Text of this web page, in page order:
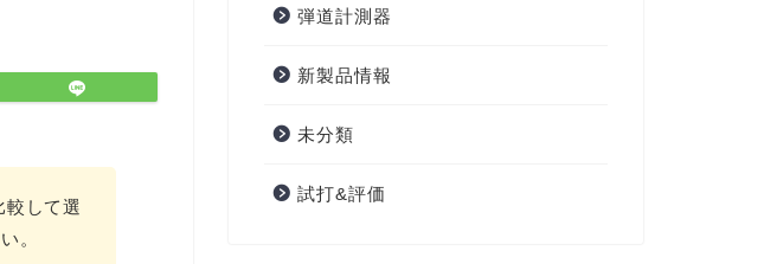
較して選
。
弾道計測器
新製品情報
未分類
試打&評価